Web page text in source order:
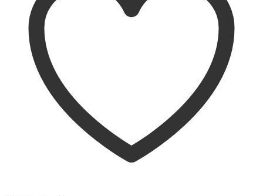
ürün
sayfasından
seçilebilir